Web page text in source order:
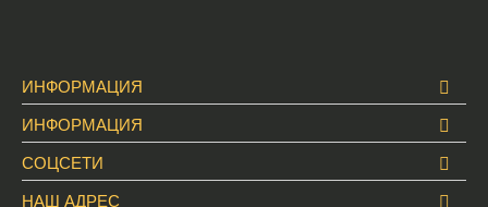
ИНФОРМАЦИЯ
ИНФОРМАЦИЯ
СОЦСЕТИ
НАШ АДРЕС